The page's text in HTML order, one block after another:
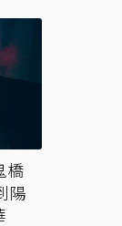
橋
陽